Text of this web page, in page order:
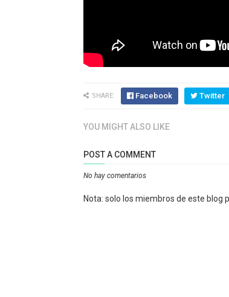
SHARE: Facebook Twitter
YOU MIGHT ALSO LIKE
POST A COMMENT
No hay comentarios
Nota: solo los miembros de este blog